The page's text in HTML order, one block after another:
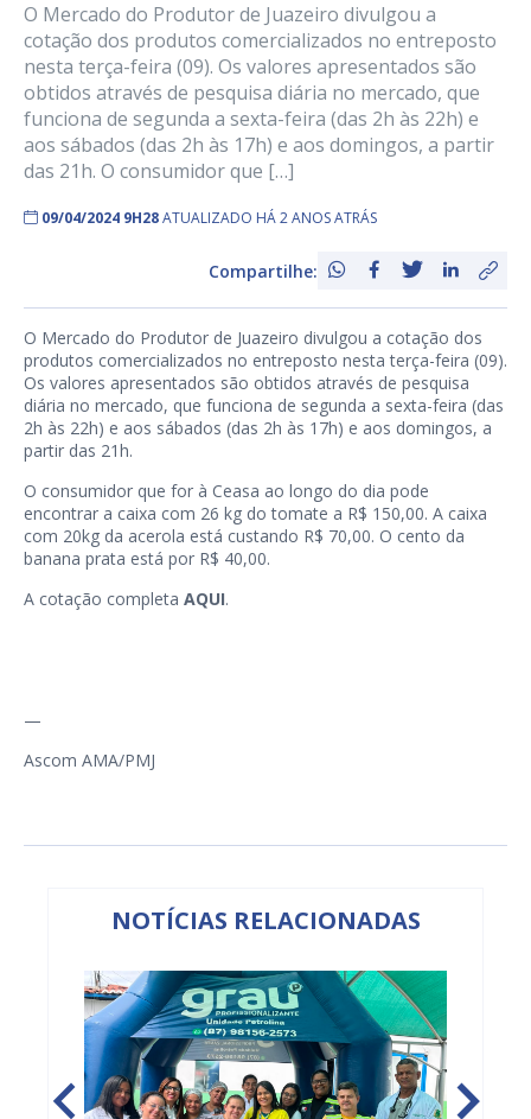
O Mercado do Produtor de Juazeiro divulgou a
cotação dos produtos comercializados no entreposto
nesta terça-feira (09). Os valores apresentados são
obtidos através de pesquisa diária no mercado, que
funciona de segunda a sexta-feira (das 2h às 22h) e
aos sábados (das 2h às 17h) e aos domingos, a partir
das 21h. O consumidor que […]
09/04/2024 9H28ATUALIZADO HÁ 2 ANOS ATRÁS
Compartilhe:
O Mercado do Produtor de Juazeiro divulgou a cotação dos
produtos comercializados no entreposto nesta terça-feira (09).
Os valores apresentados são obtidos através de pesquisa
diária no mercado, que funciona de segunda a sexta-feira (das
2h às 22h) e aos sábados (das 2h às 17h) e aos domingos, a
partir das 21h.
O consumidor que for à Ceasa ao longo do dia pode
encontrar a caixa com 26 kg do tomate a R$ 150,00. A caixa
com 20kg da acerola está custando R$ 70,00. O cento da
banana prata está por R$ 40,00.
A cotação completa AQUI.
—
Ascom AMA/PMJ
NOTÍCIAS RELACIONADAS